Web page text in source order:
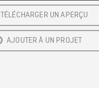
TÉLÉCHARGER UN APERÇU
AJOUTER À UN PROJET